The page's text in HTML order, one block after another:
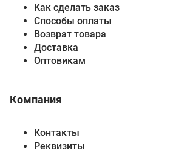
Как сделать заказ
Способы оплаты
Возврат товара
Доставка
Оптовикам
Компания
Контакты
Реквизиты